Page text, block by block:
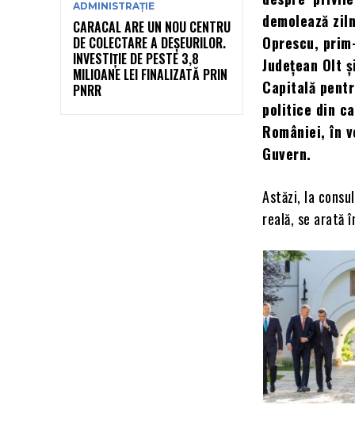
ADMINISTRAȚIE
CARACAL ARE UN NOU CENTRU
DE COLECTARE A DEȘEURILOR.
INVESTIȚIE DE PESTE 3,8
MILIOANE LEI FINALIZATĂ PRIN
PNRR
demolează
Oprescu,
Județean Olt
Capitală
politice din
României, în
Guvern.
Astăzi, la
reală, se arată